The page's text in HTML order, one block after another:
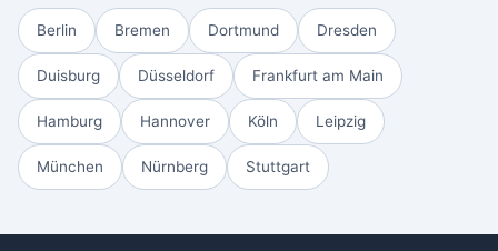
Berlin Bremen Dortmund Dresden
Duisburg Düsseldorf Frankfurt am Main
Hamburg Hannover Köln Leipzig
München Nürnberg Stuttgart